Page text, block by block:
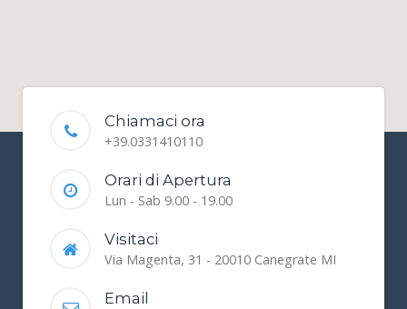
Chiamaci ora
+39.0331410110
Orari di Apertura
Lun - Sab 9.00 - 19.00
Visitaci
Via Magenta, 31 - 20010 Canegrate MI
Email